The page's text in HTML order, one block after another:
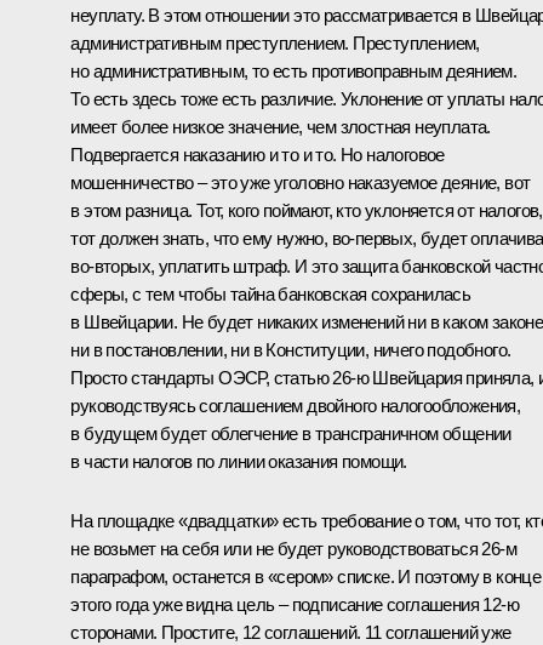
неуплату. В этом отношении это рассматривается в
административным преступлением. Преступлением,
но административным, то есть противоправным деянием.
То есть здесь тоже есть различие. Уклонение от уплаты
имеет более низкое значение, чем злостная неуплата.
Подвергается наказанию и то и то. Но налоговое
мошенничество – это уже уголовно наказуемое деяние, вот
в этом разница. Тот, кого поймают, кто уклоняется от налогов,
тот должен знать, что ему нужно, во‑первых, будет
во‑вторых, уплатить штраф. И это защита банковской
сферы, с тем чтобы тайна банковская сохранилась
в Швейцарии. Не будет никаких изменений ни в каком
ни в постановлении, ни в Конституции, ничего подобного.
Просто стандарты ОЭСР, статью 26-ю Швейцария приняла,
руководствуясь соглашением двойного налогообложения,
в будущем будет облегчение в трансграничном общении
в части налогов по линии оказания помощи.
На площадке «двадцатки» есть требование о том, что тот,
не возьмет на себя или не будет руководствоваться 26-м
параграфом, останется в «сером» списке. И поэтому в конце
этого года уже видна цель – подписание соглашения 12-ю
сторонами. Простите, 12 соглашений. 11 соглашений уже